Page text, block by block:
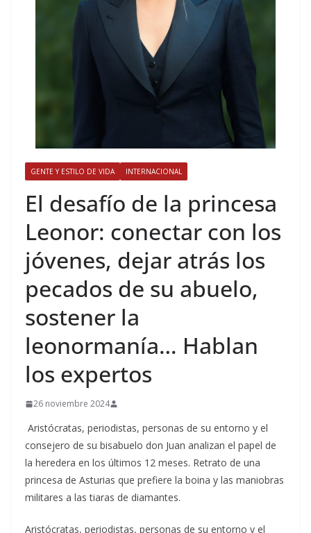
GENTE Y ESTILO DE VIDA INTERNACIONAL
​El desafío de la princesa
Leonor: conectar con los
jóvenes, dejar atrás los
pecados de su abuelo,
sostener la
leonormanía… Hablan
los expertos
26 noviembre 2024
Aristócratas, periodistas, personas de su entorno y el
consejero de su bisabuelo don Juan analizan el papel de
la heredera en los últimos 12 meses. Retrato de una
princesa de Asturias que prefiere la boina y las maniobras
militares a las tiaras de diamantes.
​Aristócratas, periodistas, personas de su entorno y el